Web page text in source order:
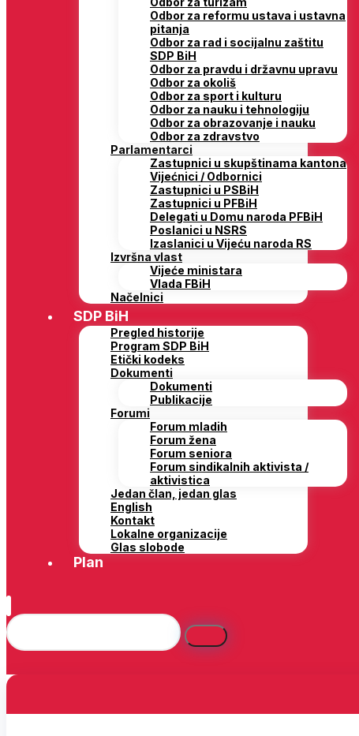
Odbor za reformu ustava i ustavna
pitanja
Odbor za rad i socijalnu zaštitu
SDP BiH
Odbor za pravdu i državnu upravu
Odbor za okoliš
Odbor za sport i kulturu
Odbor za nauku i tehnologiju
Odbor za obrazovanje i nauku
Odbor za zdravstvo
Parlamentarci
Zastupnici u skupštinama kantona
Vijećnici / Odbornici
Zastupnici u PSBiH
Zastupnici u PFBiH
Delegati u Domu naroda PFBiH
Poslanici u NSRS
Izaslanici u Vijeću naroda RS
Izvršna vlast
Vijeće ministara
Vlada FBiH
Načelnici
SDP BiH
Pregled historije
Program SDP BiH
Etički kodeks
Dokumenti
Dokumenti
Publikacije
Forumi
Forum mladih
Forum žena
Forum seniora
Forum sindikalnih aktivista /
aktivistica
Jedan član, jedan glas
English
Kontakt
Lokalne organizacije
Glas slobode
Plan